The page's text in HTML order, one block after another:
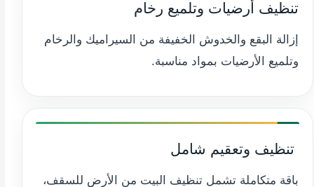
تنظيف أرضيات وتلميع رخام
إزالة البقع والخدوش الخفيفة من السيراميك والرخام
وتلميع الأرضيات بمواد مناسبة.
️ تنظيف وتعقيم شامل
باقة متكاملة تشمل تنظيف البيت من الأرض للسقف،